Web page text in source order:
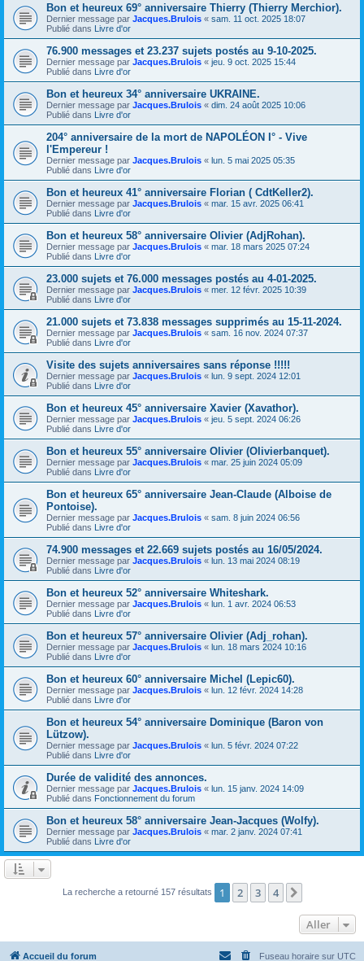
Bon et heureux 69° anniversaire Thierry (Thierry Merchior).
Dernier message par Jacques.Brulois « sam. 11 oct. 2025 18:07
Publié dans Livre d'or
76.900 messages et 23.237 sujets postés au 9-10-2025.
Dernier message par Jacques.Brulois « jeu. 9 oct. 2025 15:44
Publié dans Livre d'or
Bon et heureux 34° anniversaire UKRAINE.
Dernier message par Jacques.Brulois « dim. 24 août 2025 10:06
Publié dans Livre d'or
204° anniversaire de la mort de NAPOLÉON I° - Vive
l'Empereur !
Dernier message par Jacques.Brulois « lun. 5 mai 2025 05:35
Publié dans Livre d'or
Bon et heureux 41° anniversaire Florian ( CdtKeller2).
Dernier message par Jacques.Brulois « mar. 15 avr. 2025 06:41
Publié dans Livre d'or
Bon et heureux 58° anniversaire Olivier (AdjRohan).
Dernier message par Jacques.Brulois « mar. 18 mars 2025 07:24
Publié dans Livre d'or
23.000 sujets et 76.000 messages postés au 4-01-2025.
Dernier message par Jacques.Brulois « mer. 12 févr. 2025 10:39
Publié dans Livre d'or
21.000 sujets et 73.838 messages supprimés au 15-11-2024.
Dernier message par Jacques.Brulois « sam. 16 nov. 2024 07:37
Publié dans Livre d'or
Visite des sujets anniversaires sans réponse !!!!!
Dernier message par Jacques.Brulois « lun. 9 sept. 2024 12:01
Publié dans Livre d'or
Bon et heureux 45° anniversaire Xavier (Xavathor).
Dernier message par Jacques.Brulois « jeu. 5 sept. 2024 06:26
Publié dans Livre d'or
Bon et heureux 55° anniversaire Olivier (Olivierbanquet).
Dernier message par Jacques.Brulois « mar. 25 juin 2024 05:09
Publié dans Livre d'or
Bon et heureux 65° anniversaire Jean-Claude (Alboise de
Pontoise).
Dernier message par Jacques.Brulois « sam. 8 juin 2024 06:56
Publié dans Livre d'or
74.900 messages et 22.669 sujets postés au 16/05/2024.
Dernier message par Jacques.Brulois « lun. 13 mai 2024 08:19
Publié dans Livre d'or
Bon et heureux 52° anniversaire Whiteshark.
Dernier message par Jacques.Brulois « lun. 1 avr. 2024 06:53
Publié dans Livre d'or
Bon et heureux 57° anniversaire Olivier (Adj_rohan).
Dernier message par Jacques.Brulois « lun. 18 mars 2024 10:16
Publié dans Livre d'or
Bon et heureux 60° anniversaire Michel (Lepic60).
Dernier message par Jacques.Brulois « lun. 12 févr. 2024 14:28
Publié dans Livre d'or
Bon et heureux 54° anniversaire Dominique (Baron von
Lützow).
Dernier message par Jacques.Brulois « lun. 5 févr. 2024 07:22
Publié dans Livre d'or
Durée de validité des annonces.
Dernier message par Jacques.Brulois « lun. 15 janv. 2024 14:09
Publié dans Fonctionnement du forum
Bon et heureux 58° anniversaire Jean-Jacques (Wolfy).
Dernier message par Jacques.Brulois « mar. 2 janv. 2024 07:41
Publié dans Livre d'or
La recherche a retourné 157 résultats 1 2 3 4
Aller
Accueil du forum Fuseau horaire sur UTC